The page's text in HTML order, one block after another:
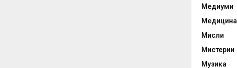
Медиуми
Медицина
Мисли
Мистерии
Музика